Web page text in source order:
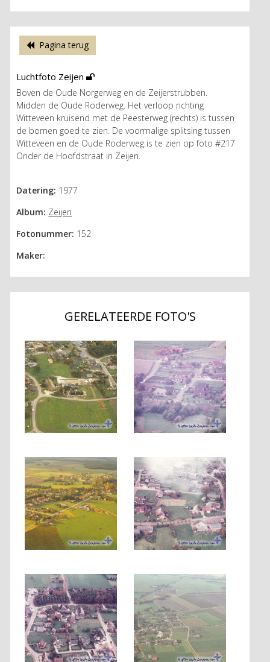
Pagina terug
Luchtfoto Zeijen
Boven de Oude Norgerweg en de Zeijerstrubben.
Midden de Oude Roderweg. Het verloop richting
Witteveen kruisend met de Peesterweg (rechts) is tussen
de bomen goed te zien. De voormalige splitsing tussen
Witteveen en de Oude Roderweg is te zien op foto #217
Onder de Hoofdstraat in Zeijen.
Datering: 1977
Album: Zeijen
Fotonummer: 152
Maker:
GERELATEERDE FOTO'S